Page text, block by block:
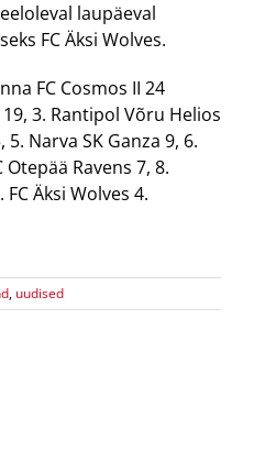
laupäeval
FC Äksi Wolves.
FC Cosmos II 24
3. Rantipol Võru Helios
5. Narva SK Ganza 9, 6.
Otepää Ravens 7, 8.
Äksi Wolves 4.
, uudised